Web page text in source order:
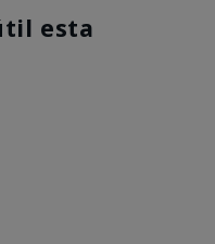
esta